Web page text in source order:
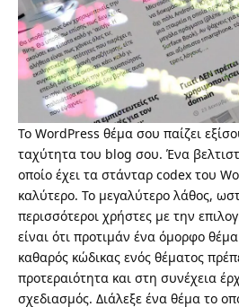
Το WordPress θέμα σου παίζει
ταχύτητα του blog σου. Ένα
οποίο έχει τα στάνταρ codex του
καλύτερο. Το μεγαλύτερο λάθος,
περισσότεροι χρήστες με την
είναι ότι προτιμάν ένα όμορφο
καθαρός κώδικας ενός θέματος
προτεραιότητα και στη συνέχεια
σχεδιασμός. Διάλεξε ένα θέμα το